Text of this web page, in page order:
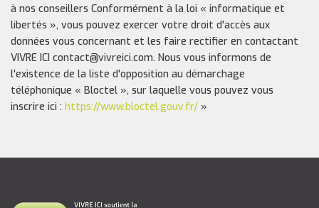
à nos conseillers Conformément à la loi « informatique et
libertés », vous pouvez exercer votre droit d'accès aux
données vous concernant et les faire rectifier en contactant
VIVRE ICI contact@vivreici.com. Nous vous informons de
l'existence de la liste d'opposition au démarchage
téléphonique « Bloctel », sur laquelle vous pouvez vous
inscrire ici : https://www.bloctel.gouv.fr/ »